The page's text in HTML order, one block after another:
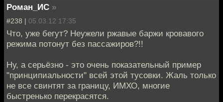
Роман_ИС »
#238 | 05.03.12 17:35
Что, уже бегут? Неужели ржавые баржи кровавого
режима потонут без пассажиров?!!
Ну, а серьёзно - это очень показательный пример
"принципиальности" всей этой тусовки. Жаль только
не все свинтят за границу, ИМХО, многие
быстренько перекрасятся.